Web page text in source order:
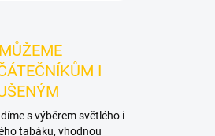
I
s výběrem světlého i
tabáku, vhodnou